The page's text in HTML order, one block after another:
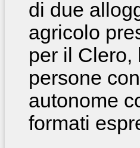
di due
agricolo
per il Clero,
persone
autonome
formati